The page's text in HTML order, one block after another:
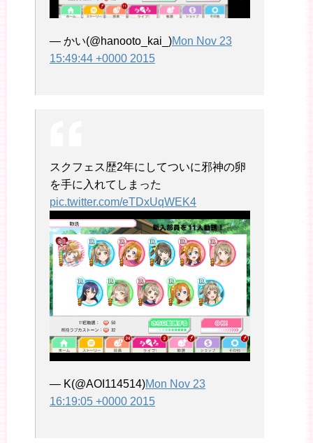
— かい(@hanooto_kai_)Mon Nov 23
15:49:44 +0000 2015
スクフェス歴2年にしてついに邪神の卵
を手に入れてしまった
pic.twitter.com/eTDxUqWEK4
— K(@AOI114514)Mon Nov 23
16:19:05 +0000 2015